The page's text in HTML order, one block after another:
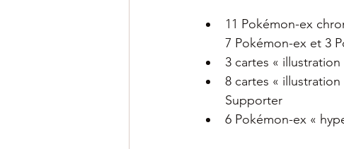
11 Pokémon-ex
7 Pokémon-ex et 3
3 cartes «
8 cartes «
Supporter
6 Pokémon-ex «